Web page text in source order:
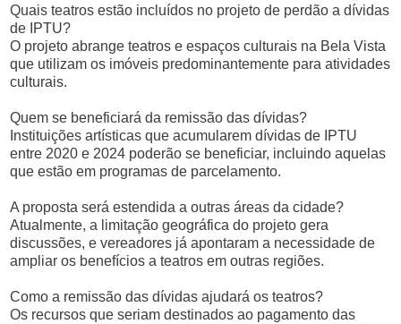
Quais teatros estão incluídos no projeto de perdão a dívidas
de IPTU?
O projeto abrange teatros e espaços culturais na Bela Vista
que utilizam os imóveis predominantemente para atividades
culturais.
Quem se beneficiará da remissão das dívidas?
Instituições artísticas que acumularem dívidas de IPTU
entre 2020 e 2024 poderão se beneficiar, incluindo aquelas
que estão em programas de parcelamento.
A proposta será estendida a outras áreas da cidade?
Atualmente, a limitação geográfica do projeto gera
discussões, e vereadores já apontaram a necessidade de
ampliar os benefícios a teatros em outras regiões.
Como a remissão das dívidas ajudará os teatros?
Os recursos que seriam destinados ao pagamento das